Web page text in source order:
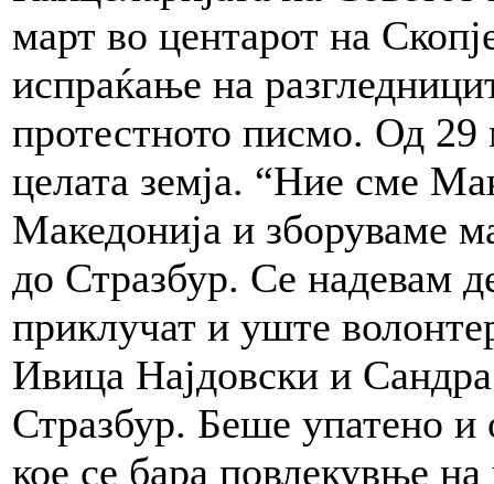
март во центарот на
испраќање на
протестното писмо. Од 29
целата земја. “Ние сме
Македонија и зборуваме
до Стразбур. Се надевам
приклучат и уште
Ивица Најдовски и
Стразбур. Беше упатено и
кое се бара повлекувње